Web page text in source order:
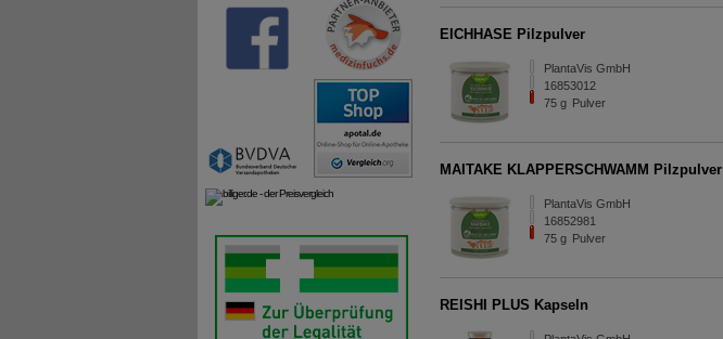
EICHHASE Pilzpulver
PlantaVis GmbH
16853012
75g Pulver
MAITAKE KLAPPERSCHWAMM Pilzpulver
PlantaVis GmbH
16852981
75g Pulver
REISHI PLUS Kapseln